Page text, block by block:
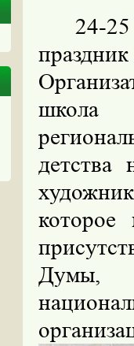
24-
школа
детства
Думы,